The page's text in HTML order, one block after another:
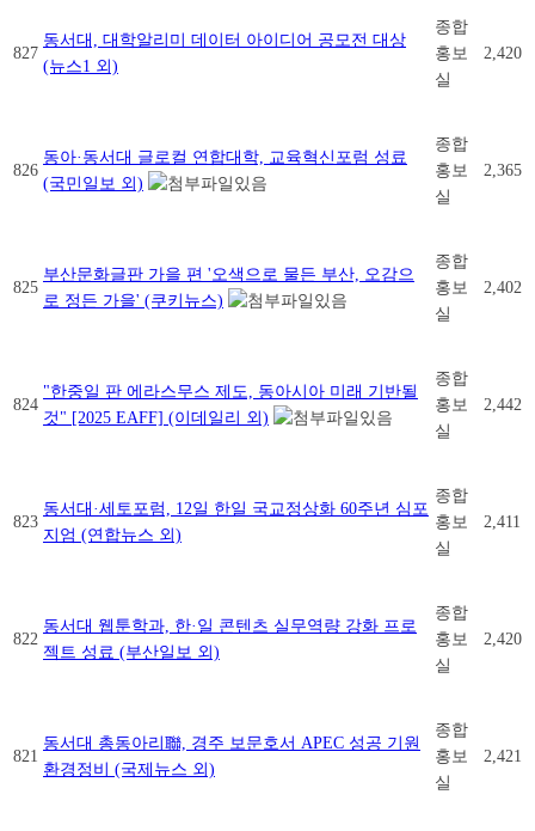
827
동서대, 대학알리미 데이터 아이디어 공모전 대상
(뉴스1 외)
종합
홍보
실
2,420
826
동아·동서대 글로컬 연합대학, 교육혁신포럼 성료
(국민일보 외)
종합
홍보
실
2,365
825
부산문화글판 가을 편 '오색으로 물든 부산, 오감으
로 정든 가을' (쿠키뉴스)
종합
홍보
실
2,402
824
"한중일 판 에라스무스 제도, 동아시아 미래 기반될
것" [2025 EAFF] (이데일리 외)
종합
홍보
실
2,442
823
동서대·세토포럼, 12일 한일 국교정상화 60주년 심포
지엄 (연합뉴스 외)
종합
홍보
실
2,411
822
동서대 웹툰학과, 한·일 콘텐츠 실무역량 강화 프로
젝트 성료 (부산일보 외)
종합
홍보
실
2,420
821
동서대 총동아리聯, 경주 보문호서 APEC 성공 기원
환경정비 (국제뉴스 외)
종합
홍보
실
2,421